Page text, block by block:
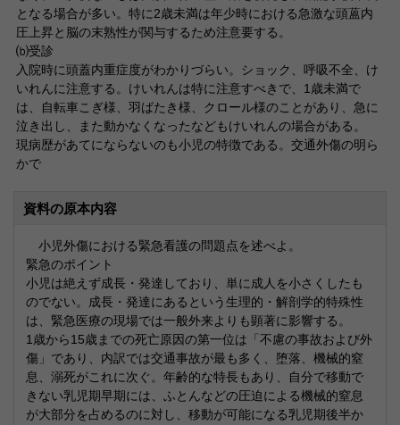
となる場合が多い。特に2歳未満は年少時における急激な頭蒕内
圧上昇と脳の末熟性が関与するため注意要する。
⒝受診
入院時に頭蓋内重症度がわかりづらい。ショック、呼吸不全、け
いれんに注意する。けいれんは特に注意すべきで、1歳未満で
は、自転車こぎ様、羽ばたき様、クロール様のことがあり、急に
泣き出し、また動かなくなったなどもけいれんの場合がある。
現病歴があてにならないのも小児の特徴である。交通外傷の明ら
かで
資料の原本内容
小児外傷における緊急看護の問題点を述べよ。
緊急のポイント
小児は絶えず成長・発達しており、単に成人を小さくしたも
のでない。成長・発達にあるという生理的・解剖学的特殊性
は、緊急医療の現場では一般外来よりも顕著に影響する。
1歳から15歳までの死亡原因の第一位は「不慮の事故および外
傷」であり、内訳では交通事故が最も多く、堕落、機械的窒
息、溺死がこれに次ぐ。年齢的な特長もあり、自分で移動で
きない乳児期早期には、ふとんなどの圧迫による機械的窒息
が大部分を占めるのに対し、移動が可能になる乳児期後半か